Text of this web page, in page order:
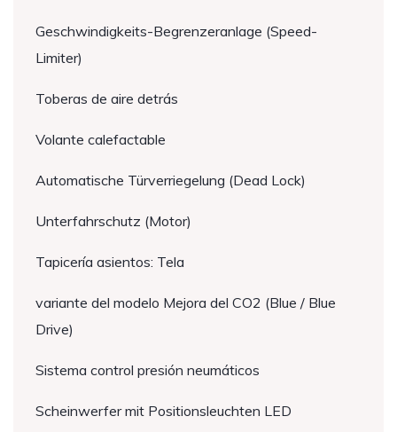
Geschwindigkeits-Begrenzeranlage (Speed-
Limiter)
Toberas de aire detrás
Volante calefactable
Automatische Türverriegelung (Dead Lock)
Unterfahrschutz (Motor)
Tapicería asientos: Tela
variante del modelo Mejora del CO2 (Blue / Blue
Drive)
Sistema control presión neumáticos
Scheinwerfer mit Positionsleuchten LED